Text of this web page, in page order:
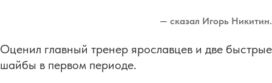
— сказал Игорь Никитин.
Оценил главный тренер ярославцев и две быстрые
шайбы в первом периоде.